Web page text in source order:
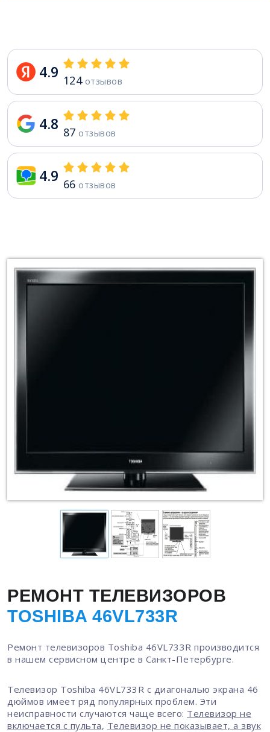
4.9 124отзывов
4.8 87 отзывов
4.9 66 отзывов
РЕМОНТ ТЕЛЕВИЗОРОВ
TOSHIBA 46VL733R
Ремонт телевизоров Toshiba 46VL733R производится
в нашем сервисном центре в Санкт-Петербурге.
Телевизор Toshiba 46VL733R с диагональю экрана 46
дюймов имеет ряд популярных проблем. Эти
неисправности случаются чаще всего: Телевизор не
включается с пульта, Телевизор не показывает, а звук